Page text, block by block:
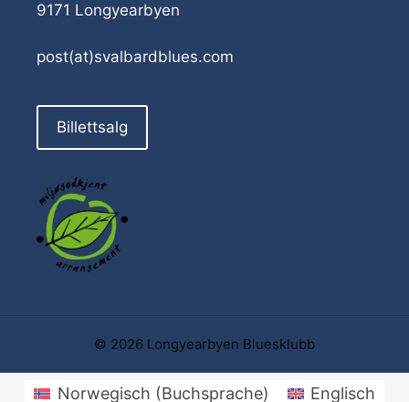
9171 Longyearbyen
post(at)svalbardblues.com
Billettsalg
© 2026 Longyearbyen Bluesklubb
Norwegisch (Buchsprache) Englisch